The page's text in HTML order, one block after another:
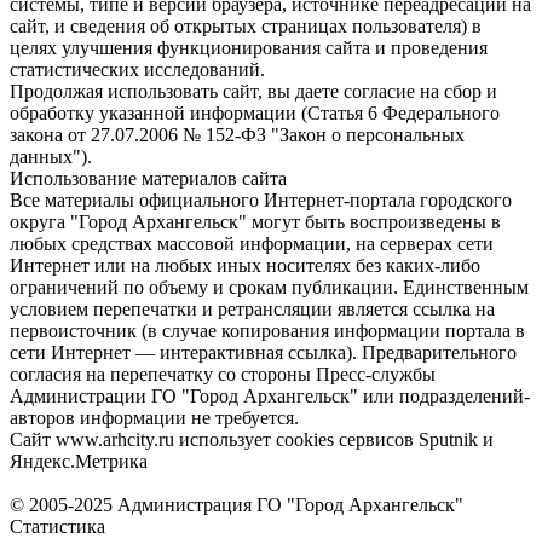
системы, типе и версии браузера, источнике переадресации на
сайт, и сведения об открытых страницах пользователя) в
целях улучшения функционирования сайта и проведения
статистических исследований.
Продолжая использовать сайт, вы даете согласие на сбор и
обработку указанной информации (Статья 6 Федерального
закона от 27.07.2006 № 152-ФЗ "Закон о персональных
данных").
Использование материалов сайта
Все материалы официального Интернет-портала городского
округа "Город Архангельск" могут быть воспроизведены в
любых средствах массовой информации, на серверах сети
Интернет или на любых иных носителях без каких-либо
ограничений по объему и срокам публикации. Единственным
условием перепечатки и ретрансляции является ссылка на
первоисточник (в случае копирования информации портала в
сети Интернет — интерактивная ссылка). Предварительного
согласия на перепечатку со стороны Пресс-службы
Администрации ГО "Город Архангельск" или подразделений-
авторов информации не требуется.
Сайт www.arhcity.ru использует cookies сервисов Sputnik и
Яндекс.Метрика
© 2005-2025 Администрация ГО "Город Архангельск"
Статистика